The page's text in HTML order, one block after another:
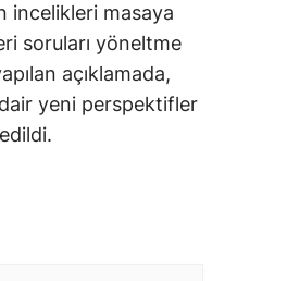
incelikleri masaya
soruları yöneltme
açıklamada,
yeni perspektifler